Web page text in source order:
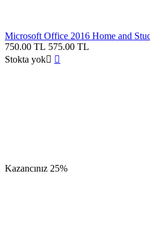
Microsoft Office 2016 Home and
750.00 TL 575.00 TL
Stokta yok 
Kazancınız 25%